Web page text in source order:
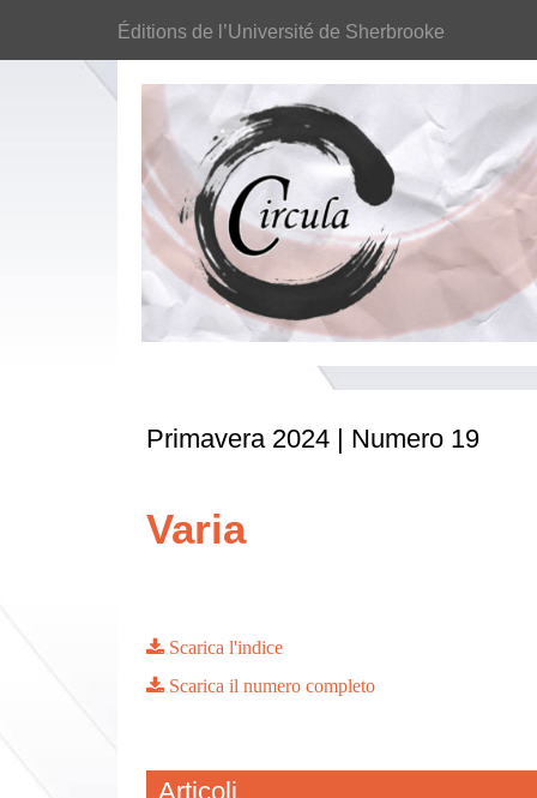
Éditions de l’Université de Sherbrooke
Primavera 2024 | Numero 19
Varia
Scarica l'indice
Scarica il numero completo
Articoli